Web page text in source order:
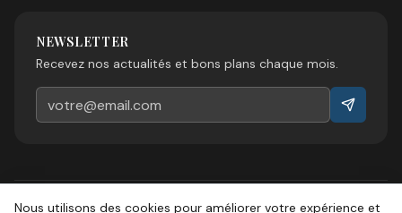
NEWSLETTER
Recevez nos actualités et bons plans chaque mois.
Nous utilisons des cookies pour améliorer votre expérience et